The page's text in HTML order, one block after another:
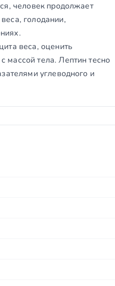
человек продолжает
голодании,
веса, оценить
массой тела. Лептин тесно
углеводного и